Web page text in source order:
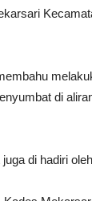
di
di hadiri